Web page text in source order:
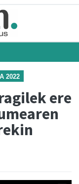
2022
ere